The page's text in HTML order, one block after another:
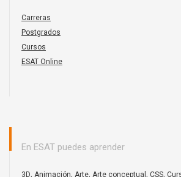
Carreras
Postgrados
Cursos
ESAT Online
En ESAT puedes aprender
3D, Animación, Arte, Arte conceptual , CSS,